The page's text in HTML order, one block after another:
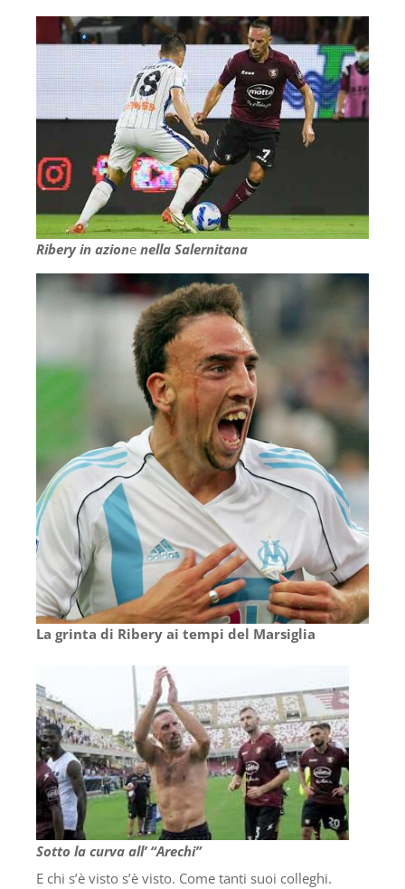
Ribery in azione nella Salernitana
La grinta di Ribery ai tempi del Marsiglia
Sotto la curva all’ “Arechi”
E chi s’è visto s’è visto. Come tanti suoi colleghi.